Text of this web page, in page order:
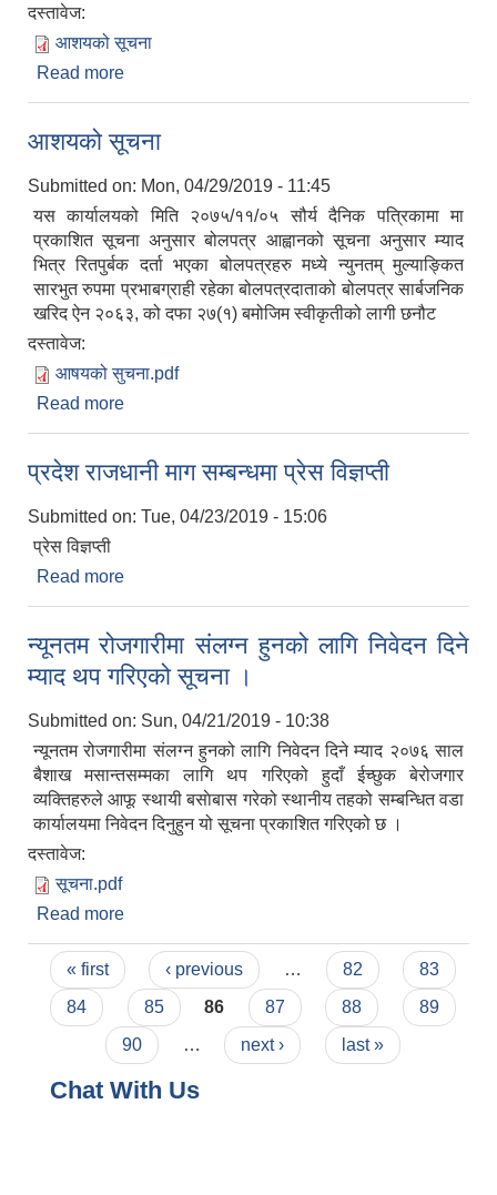
दस्तावेज:
आशयको सूचना
Read more
आशयको सूचना
Submitted on: Mon, 04/29/2019 - 11:45
यस कार्यालयको मिति २०७५/११/०५ सौर्य दैनिक पत्रिकामा मा
प्रकाशित सूचना अनुसार बोलपत्र आह्वानको सूचना अनुसार म्याद
भित्र रितपुर्बक दर्ता भएका बोलपत्रहरु मध्ये न्युनतम् मुल्याङ्कित
सारभुत रुपमा प्रभाबग्राही रहेका बोलपत्रदाताको बोलपत्र सार्बजनिक
खरिद ऐन २०६३, को दफा २७(१) बमोजिम स्वीकृतीको लागी छनौट
दस्तावेज:
आषयको सुचना.pdf
Read more
प्रदेश राजधानी माग सम्बन्धमा प्रेस विज्ञप्ती
Submitted on: Tue, 04/23/2019 - 15:06
प्रेस विज्ञप्ती
Read more
न्यूनतम रोजगारीमा संलग्न हुनको लागि निवेदन दिने
म्याद थप गरिएको सूचना ।
Submitted on: Sun, 04/21/2019 - 10:38
न्यूनतम रोजगारीमा संलग्न हुनको लागि निवेदन दिने म्याद २०७६ साल
बैशाख मसान्तसम्मका लागि थप गरिएको हुदाँ ईच्छुक बेरोजगार
व्यक्तिहरुले आफू स्थायी बसाेबास गरेको स्थानीय तहको सम्बन्धित वडा
कार्यालयमा निवेदन दिनुहुन यो सूचना प्रकाशित गरिएको छ ।
दस्तावेज:
सूचना.pdf
Read more
Pages
« first ‹ previous … 82
83
84
85 86 87 88
89
90
… next › last »
Chat With Us